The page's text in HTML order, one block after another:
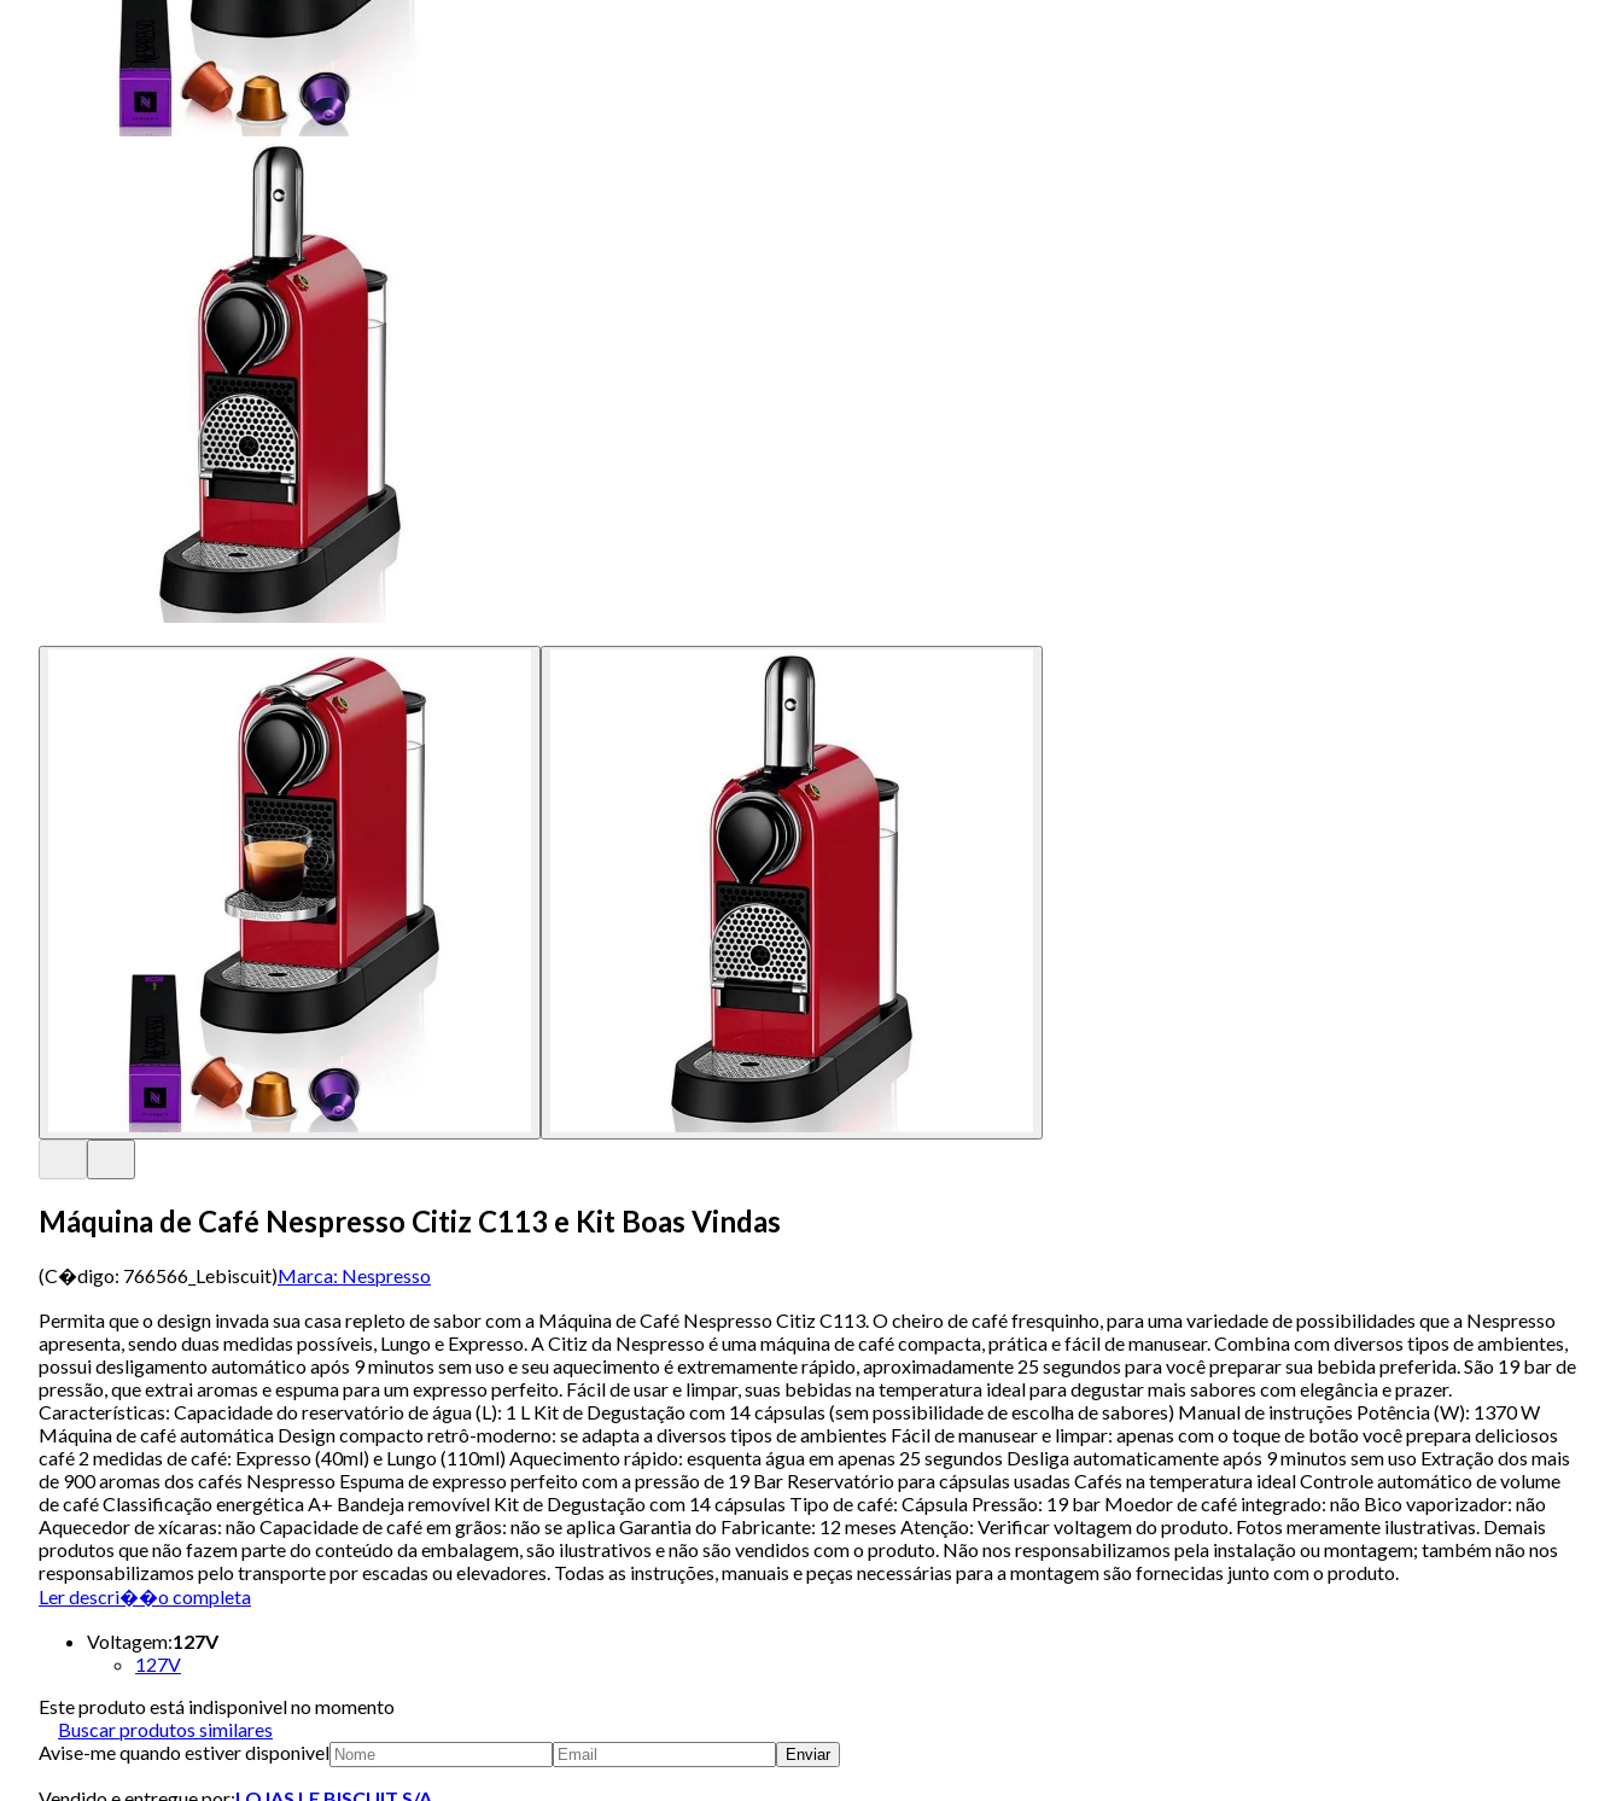
Máquina de Café Nespresso Citiz C113 e Kit Boas Vindas
(C�digo: 766566_Lebiscuit)Marca: Nespresso
Permita que o design invada sua casa repleto de sabor com a Máquina de Café Nespresso Citiz C113. O cheiro de café fresquinho, para uma variedade de possibilidades que a Nespresso
apresenta, sendo duas medidas possíveis, Lungo e Expresso. A Citiz da Nespresso é uma máquina de café compacta, prática e fácil de manusear. Combina com diversos tipos de ambientes,
possui desligamento automático após 9 minutos sem uso e seu aquecimento é extremamente rápido, aproximadamente 25 segundos para você preparar sua bebida preferida. São 19 bar de
pressão, que extrai aromas e espuma para um expresso perfeito. Fácil de usar e limpar, suas bebidas na temperatura ideal para degustar mais sabores com elegância e prazer.
Características: Capacidade do reservatório de água (L): 1 L Kit de Degustação com 14 cápsulas (sem possibilidade de escolha de sabores) Manual de instruções Potência (W): 1370 W
Máquina de café automática Design compacto retrô-moderno: se adapta a diversos tipos de ambientes Fácil de manusear e limpar: apenas com o toque de botão você prepara deliciosos
café 2 medidas de café: Expresso (40ml) e Lungo (110ml) Aquecimento rápido: esquenta água em apenas 25 segundos Desliga automaticamente após 9 minutos sem uso Extração dos mais
de 900 aromas dos cafés Nespresso Espuma de expresso perfeito com a pressão de 19 Bar Reservatório para cápsulas usadas Cafés na temperatura ideal Controle automático de volume
de café Classificação energética A+ Bandeja removível Kit de Degustação com 14 cápsulas Tipo de café: Cápsula Pressão: 19 bar Moedor de café integrado: não Bico vaporizador: não
Aquecedor de xícaras: não Capacidade de café em grãos: não se aplica Garantia do Fabricante: 12 meses Atenção: Verificar voltagem do produto. Fotos meramente ilustrativas. Demais
produtos que não fazem parte do conteúdo da embalagem, são ilustrativos e não são vendidos com o produto. Não nos responsabilizamos pela instalação ou montagem; também não nos
responsabilizamos pelo transporte por escadas ou elevadores. Todas as instruções, manuais e peças necessárias para a montagem são fornecidas junto com o produto.
Ler descri��o completa
Voltagem:127V
127V
Este produto está indisponivel no momento
Buscar produtos similares
Avise-me quando estiver disponivel
Enviar